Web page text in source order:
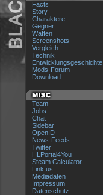
Facts
Story
Charaktere
Gegner
Waffen
Screenshots
Vergleich
Technik
Entwicklungsgeschichte
Mods-Forum
Download
Team
Jobs
Chat
Sidebar
OpenID
News-Feeds
Twitter
HLPortal4You
Steam Calculator
Link us
Mediadaten
Impressum
Datenschutz